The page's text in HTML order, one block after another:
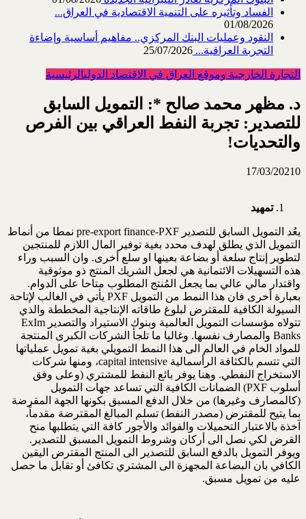
الفساد وتأثيره على التنمية الاقتصادية في العراق...
01/08/2026
النقود وعمليات البنك المركزي.. مفاهيم أساسية وإضاءة
التجربة العراقية... 25/07/2026
التجارة الخارجية وموقع العراق في الاقتصاد الدوليالرئيسية
د. مظهر محمد صالح *: التمويل السابق
للتصدير: تجربة النفط العراقي بين الفرص
والتحديات!
17/03/20210
تمهيد
يعُد التمويل السابق للتصدير pre-export finance-PXF نمطا من أنماط
التمويل الذي يطلق لهدف محدد بغية توفير المال اللازم للمنتجين
لتطوير إنتاج سلعة أو بضاعة بعينها او سلع أخرى. وان السبب وراء
هذه التسهيلات الائتمانية هي لجعل الشريك المنتج ذو موثوقية
واقتدار مالي عالي بما يجعل المُنتج المطلوب متاحا على الدوام.
بعبارة أخرى فان هذا النمط من التمويل PXF يأتي في الغالب لإتاحة
السيولة الكافية للمقترض لبلوغ طاقاته الإنتاجية المخططة والذي
تتولاه مؤسسات التمويل العالمية وبنوك الاستيراد والتصدير ExIm
Banks والمصارف نفسها. وغالبا ما تلجأ الشركات الكبرى المنتجة
للمواد الخام في العالم الى هذا النمط التمويلي بغية تمويل عملياتها
التي تتسم بالكثافة الرأسمالية capital intensive، ومنها شركات
الاستخراج النفطي. وهنا يوفر بائع النفط للمشتري (وعلى وفق
أسلوب PXF) الضمانات الكافية التي تساعد جهات التمويل
(كالمصارف وغيرها) من خلال الدفع المسبق بكونها الجهة المقرضة
بما يتيح للمقترض (مصدر النفط) تسلم المبالغ المقترضة مقدماً،
آخذة بالاعتبار التحميلات والفوائد والأجور كافة التي يتطلبها منح
القرض لكي نصل الى أركان وشروط التمويل المسبق للتصدير.
ويوفر التمويل بالدفع السابق للتصدير الى المنتج المقترض اليقين
الكافي بان البضاعة المجهزة الى المشتري تكافئ أو تقابل ما حصل
عليه من تمويل مسبق.